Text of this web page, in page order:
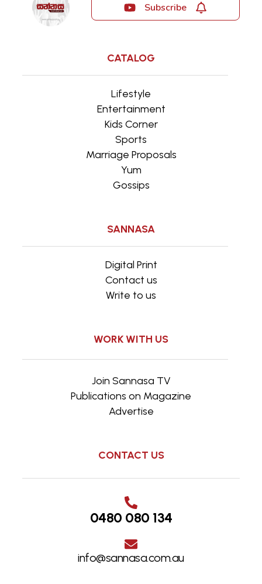
Subscribe
CATALOG
Lifestyle
Entertainment
Kids Corner
Sports
Marriage Proposals
Yum
Gossips
SANNASA
Digital Print
Contact us
Write to us
WORK WITH US
Join Sannasa TV
Publications on Magazine
Advertise
CONTACT US
0480 080 134
info@sannasa.com.au